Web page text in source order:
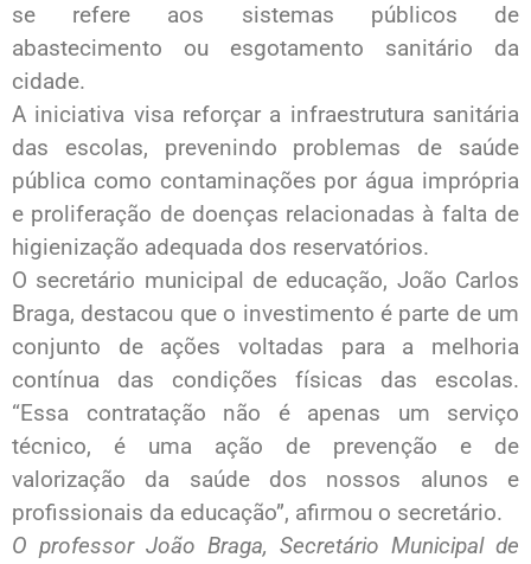
se refere aos sistemas públicos de
abastecimento ou esgotamento sanitário da
cidade.
A iniciativa visa reforçar a infraestrutura sanitária
das escolas, prevenindo problemas de saúde
pública como contaminações por água imprópria
e proliferação de doenças relacionadas à falta de
higienização adequada dos reservatórios.
O secretário municipal de educação, João Carlos
Braga, destacou que o investimento é parte de um
conjunto de ações voltadas para a melhoria
contínua das condições físicas das escolas.
“Essa contratação não é apenas um serviço
técnico, é uma ação de prevenção e de
valorização da saúde dos nossos alunos e
profissionais da educação”, afirmou o secretário.
O professor João Braga, Secretário Municipal de